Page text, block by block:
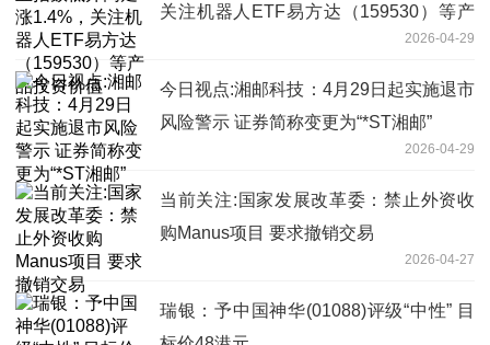
关注机器人ETF易方达（159530）等产
2026-04-29
今日视点:湘邮科技：4月29日起实施退市
风险警示 证券简称变更为“*ST湘邮”
2026-04-29
当前关注:国家发展改革委：禁止外资收
购Manus项目 要求撤销交易
2026-04-27
瑞银：予中国神华(01088)评级“中性” 目